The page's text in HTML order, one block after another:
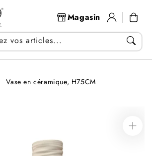
vos articles...
Magasin
connecter
Panier
Vase en céramique, H75CM